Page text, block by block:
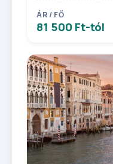
ÁR / FŐ
81 500 Ft-tól